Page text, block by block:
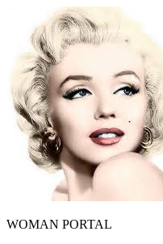
WOMAN PORTAL